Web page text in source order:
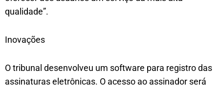
qualidade”.
Inovações
O tribunal desenvolveu um software para registro das
assinaturas eletrônicas. O acesso ao assinador será